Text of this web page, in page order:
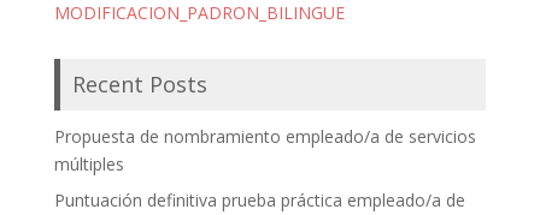
MODIFICACION_PADRON_BILINGUE
Recent Posts
Propuesta de nombramiento empleado/a de servicios
múltiples
Puntuación definitiva prueba práctica empleado/a de